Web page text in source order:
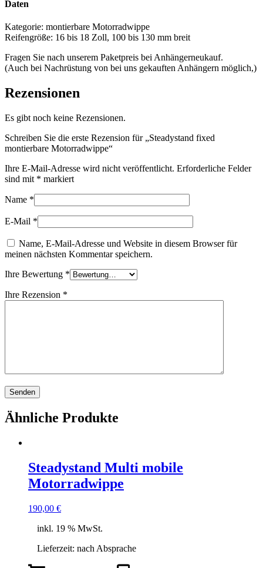
Daten
Kategorie: montierbare Motorradwippe
Reifengröße: 16 bis 18 Zoll, 100 bis 130 mm breit
Fragen Sie nach unserem Paketpreis bei Anhängerneukauf.
(Auch bei Nachrüstung von bei uns gekauften Anhängern möglich,)
Rezensionen
Es gibt noch keine Rezensionen.
Schreiben Sie die erste Rezension für „Steadystand fixed
montierbare Motorradwippe“
Ihre E-Mail-Adresse wird nicht veröffentlicht. Erforderliche Felder
sind mit * markiert
Name *
E-Mail *
Name, E-Mail-Adresse und Website in diesem Browser für
meinen nächsten Kommentar speichern.
Ihre Bewertung *
Ihre Rezension *
Ähnliche Produkte
Steadystand Multi mobile
Motorradwippe
190,00 €
inkl. 19 % MwSt.
Lieferzeit: nach Absprache